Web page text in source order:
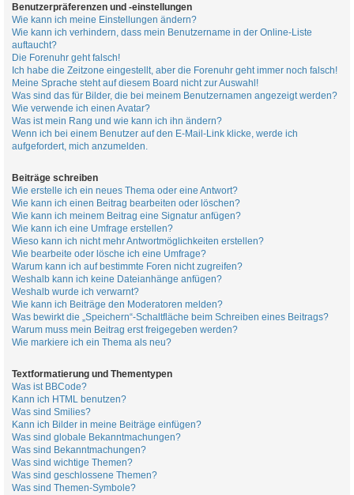
Benutzerpräferenzen und -einstellungen
Wie kann ich meine Einstellungen ändern?
Wie kann ich verhindern, dass mein Benutzername in der Online-Liste
auftaucht?
Die Forenuhr geht falsch!
Ich habe die Zeitzone eingestellt, aber die Forenuhr geht immer noch falsch!
Meine Sprache steht auf diesem Board nicht zur Auswahl!
Was sind das für Bilder, die bei meinem Benutzernamen angezeigt werden?
Wie verwende ich einen Avatar?
Was ist mein Rang und wie kann ich ihn ändern?
Wenn ich bei einem Benutzer auf den E-Mail-Link klicke, werde ich
aufgefordert, mich anzumelden.
Beiträge schreiben
Wie erstelle ich ein neues Thema oder eine Antwort?
Wie kann ich einen Beitrag bearbeiten oder löschen?
Wie kann ich meinem Beitrag eine Signatur anfügen?
Wie kann ich eine Umfrage erstellen?
Wieso kann ich nicht mehr Antwortmöglichkeiten erstellen?
Wie bearbeite oder lösche ich eine Umfrage?
Warum kann ich auf bestimmte Foren nicht zugreifen?
Weshalb kann ich keine Dateianhänge anfügen?
Weshalb wurde ich verwarnt?
Wie kann ich Beiträge den Moderatoren melden?
Was bewirkt die „Speichern“-Schaltfläche beim Schreiben eines Beitrags?
Warum muss mein Beitrag erst freigegeben werden?
Wie markiere ich ein Thema als neu?
Textformatierung und Thementypen
Was ist BBCode?
Kann ich HTML benutzen?
Was sind Smilies?
Kann ich Bilder in meine Beiträge einfügen?
Was sind globale Bekanntmachungen?
Was sind Bekanntmachungen?
Was sind wichtige Themen?
Was sind geschlossene Themen?
Was sind Themen-Symbole?